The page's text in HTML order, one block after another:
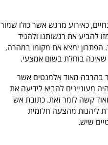
כאירוע מרגש אשר כולו שמור
להביע את רגשותנו ולהגיד
ימצא את מקומו במהרה,
בוחלת בשום אמצעי.
בהרבה מאוד אלמנטים אשר
מעוניינים להביא לידיעה את
קשה לומר זאת. כתובת אש
ליהנות מהצעה חלומית
שיש.